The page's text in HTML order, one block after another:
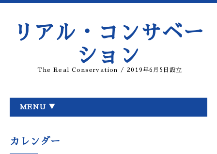
リアル・コンサベー
ション
The Real Conservation / 2019年6月5日設立
MENU ▼
カレンダー